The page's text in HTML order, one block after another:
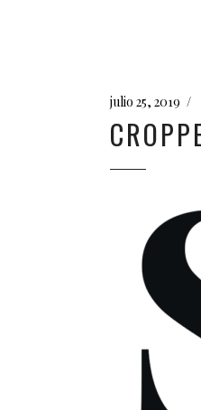
julio 25, 2019